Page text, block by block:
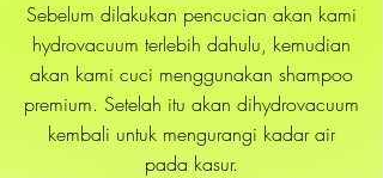
Sebelum dilakukan pencucian akan kami
hydrovacuum terlebih dahulu, kemudian
akan kami cuci menggunakan shampoo
premium. Setelah itu akan dihydrovacuum
kembali untuk mengurangi kadar air
pada kasur.